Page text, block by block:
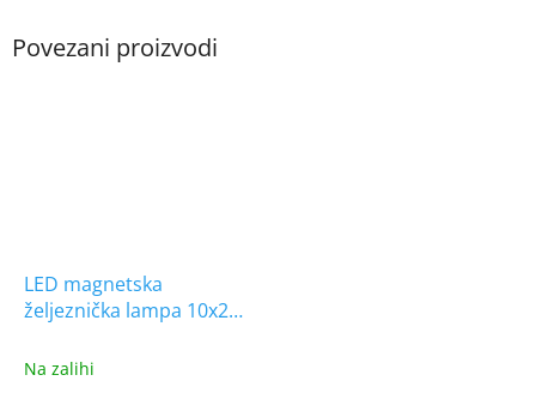
LED magnetska
željeznička lampa 10x2W
Na zalihi